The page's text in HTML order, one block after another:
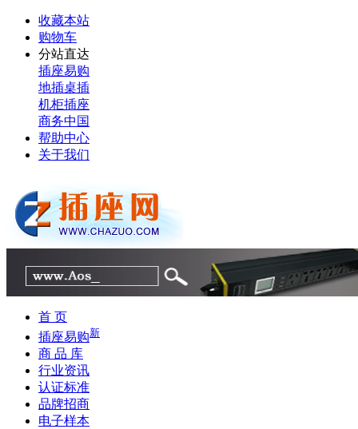
收藏本站
购物车
分站直达
插座易购
地插桌插
机柜插座
商务中国
帮助中心
关于我们
首 页
插座易购新
商 品 库
行业资讯
认证标准
品牌招商
电子样本